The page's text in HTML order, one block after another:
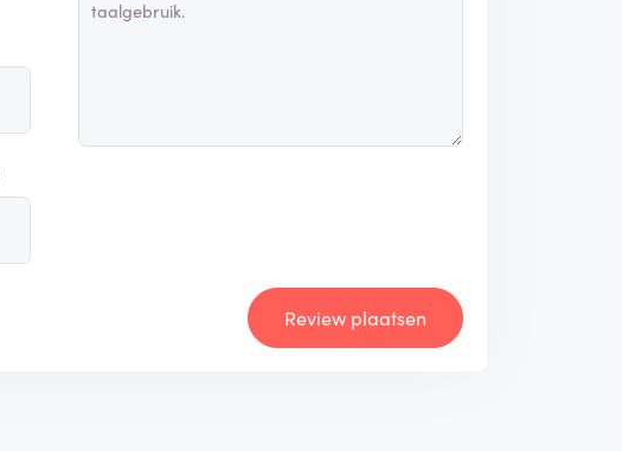
Review plaatsen